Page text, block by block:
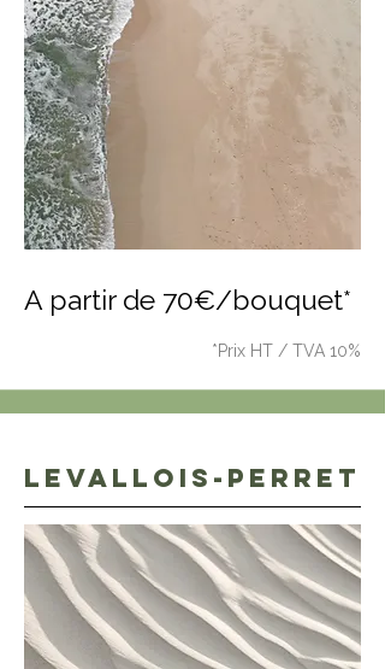
A partir de 70€/bouquet*
*Prix HT / TVA 10%
LEVALLOIS-PERRET